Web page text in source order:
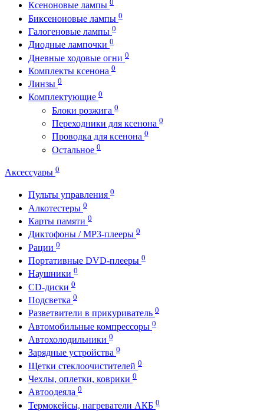
Ксеноновые лампы 0
Биксеноновые лампы 0
Галогеновые лампы 0
Диодные лампочки 0
Дневные ходовые огни 0
Комплекты ксенона 0
Линзы 0
Комплектующие 0
Блоки розжига 0
Переходники для ксенона 0
Проводка для ксенона 0
Остальное 0
Аксессуары 0
Пульты управления 0
Алкотестеры 0
Карты памяти 0
Диктофоны / MP3-плееры 0
Рации 0
Портативные DVD-плееры 0
Наушники 0
CD-диски 0
Подсветка 0
Разветвители в прикуриватель 0
Автомобильные компрессоры 0
Автохолодильники 0
Зарядные устройства 0
Щетки стеклоочистителей 0
Чехлы, оплетки, коврики 0
Автоодеяла 0
Термокейсы, нагреватели АКБ 0